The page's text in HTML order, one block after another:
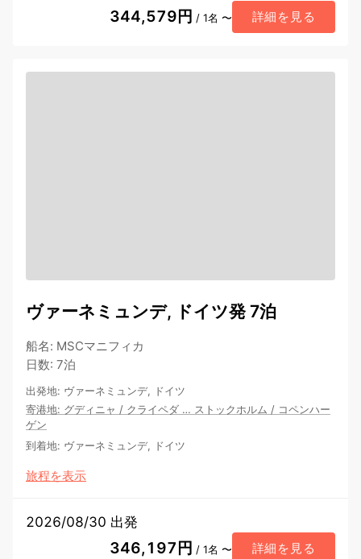
344,579円 / 1名 〜 詳細を見る
ヴァーネミュンデ, ドイツ発 7泊
船名: MSCマニフィカ
日数: 7泊
出発地: ヴァーネミュンデ, ドイツ
寄港地: グディニャ / クライペダ … ストックホルム / コペンハー
ゲン
到着地: ヴァーネミュンデ, ドイツ
旅程を表示
2026/08/30 出発
346,197円 / 1名 〜 詳細を見る